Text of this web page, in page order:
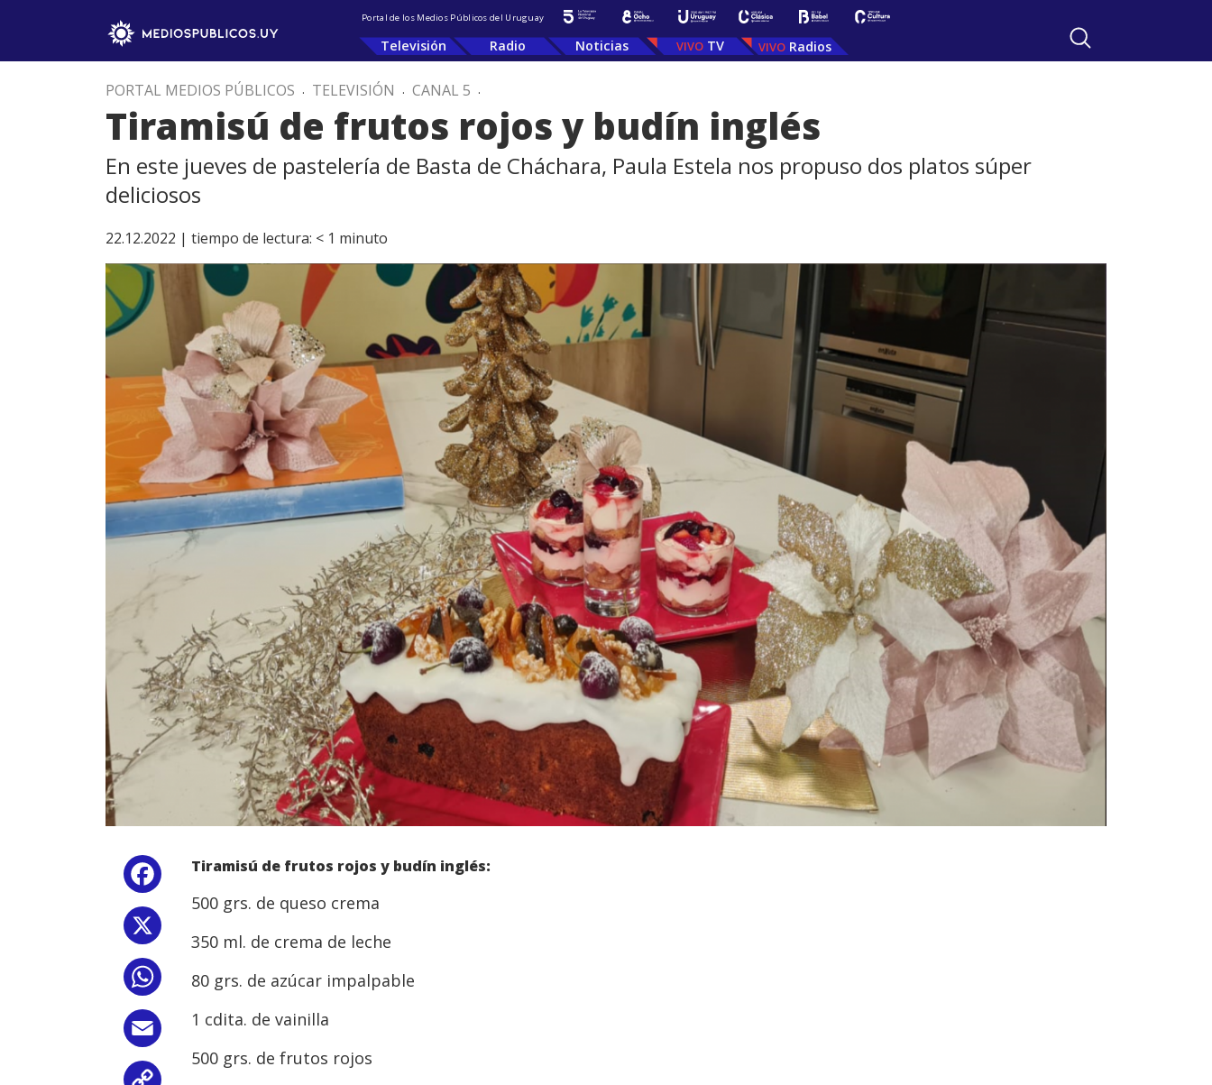
Portal de los Medios Públicos del Uruguay
Televisión Radio Noticias TV Radios
PORTAL MEDIOS PÚBLICOS . TELEVISIÓN . CANAL 5 .
Tiramisú de frutos rojos y budín inglés
En este jueves de pastelería de Basta de Cháchara, Paula Estela nos propuso dos platos súper
deliciosos
22.12.2022 | tiempo de lectura: < 1 minuto
Facebook
WhatsApp
Email
Tiramisú de frutos rojos y budín inglés:
500 grs. de queso crema
350 ml. de crema de leche
80 grs. de azúcar impalpable
1 cdita. de vainilla
500 grs. de frutos rojos